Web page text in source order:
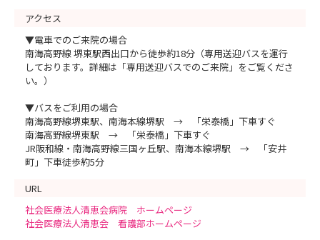
アクセス
▼電車でのご来院の場合
南海高野線 堺東駅西出口から徒歩約18分（専用送迎バスを運行
しております。詳細は「専用送迎バスでのご来院」をご覧くださ
い。）
▼バスをご利用の場合
南海高野線堺東駅、南海本線堺駅 → 「栄泰橋」下車すぐ
南海高野線堺東駅 → 「栄泰橋」下車すぐ
JR阪和線・南海高野線三国ヶ丘駅、南海本線堺駅 → 「安井
町」下車徒歩約5分
URL
社会医療法人清恵会病院 ホームページ
社会医療法人清恵会 看護部ホームページ